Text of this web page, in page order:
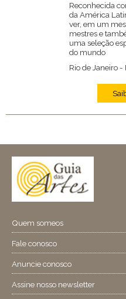
Reconhecida
da América
ver, em um
mestres e
uma seleção
do mundo
Rio de Janeiro-
Quem someos
Fale conosco
Anuncie conosco
Assine nosso newsletter